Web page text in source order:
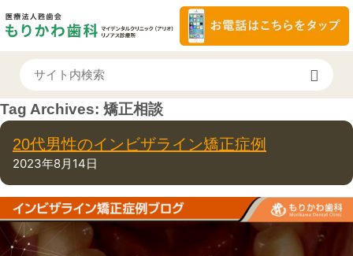
Tag Archives: 矯正相談
20代男性のインビザライン矯正症例
2023年8月14日